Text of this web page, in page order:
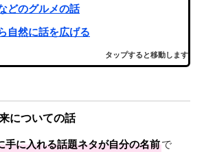
どのグルメの話
自然に話を広げる
タップすると移動します
についての話
手に入れる話題ネタが自分の名前で